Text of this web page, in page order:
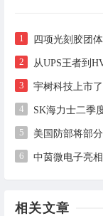
1
2 从UPS王者到
3 宇树科技上市
4 SK海力士二季
5 美国防部将部
6
相关文章